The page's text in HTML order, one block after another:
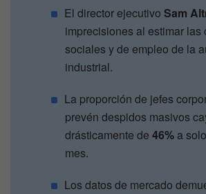
El director ejecutivoSam
imprecisiones al estimar las
sociales y de empleo de la
industrial.
La proporción de jefes
prevén despidos masivos
drásticamente de46% a
mes.
Los datos de mercado